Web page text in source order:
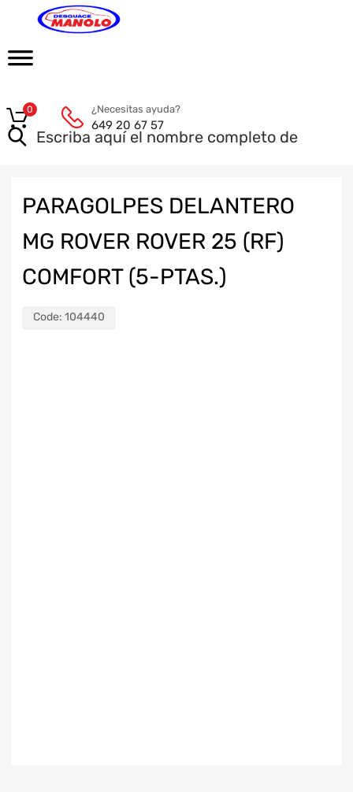
¿Necesitas ayuda?
649 20 67 57
0
PARAGOLPES DELANTERO
MG ROVER ROVER 25 (RF)
COMFORT (5-PTAS.)
Code: 104440